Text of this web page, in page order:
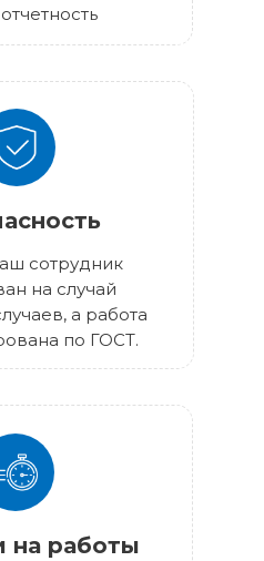
сотрудник
на случай
а работа
по ГОСТ.
на работы